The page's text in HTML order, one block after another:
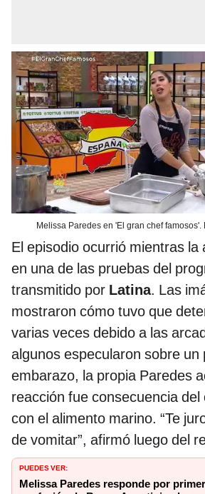
Melissa Paredes en 'El gran chef
El episodio ocurrió mientras
en una de las pruebas del
transmitido por Latina. Las
mostraron cómo tuvo que
varias veces debido a las
algunos especularon sobre un
embarazo, la propia Paredes
reacción fue consecuencia
con el alimento marino. “Te
de vomitar”, afirmó luego del
PUEDES VER:
Melissa Paredes responde por